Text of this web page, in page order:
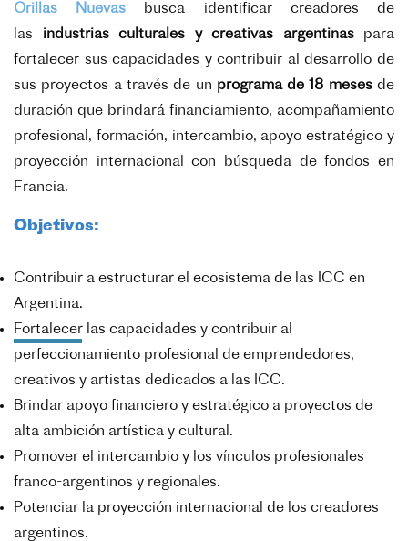
Orillas Nuevas busca identificar creadores de
las industrias culturales y creativas argentinaspara
fortalecer sus capacidades y contribuir al desarrollo de
sus proyectos a través de un programa de 18 mesesde
duración que brindará financiamiento, acompañamiento
profesional, formación, intercambio, apoyo estratégico y
proyección internacional con búsqueda de fondos en
Francia.
Objetivos:
Contribuir a estructurar el ecosistema de las ICC en
Argentina.
Fortalecer las capacidades y contribuir al
perfeccionamiento profesional de emprendedores,
creativos y artistas dedicados a las ICC.
Brindar apoyo financiero y estratégico a proyectos de
alta ambición artística y cultural.
Promover el intercambio y los vínculos profesionales
franco-argentinos y regionales.
Potenciar la proyección internacional de los creadores
argentinos.